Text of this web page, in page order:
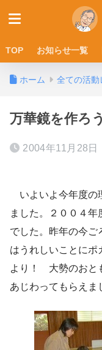
TOP お知らせ一覧
ホーム 全ての活動
万華鏡を作ろう
2004年11月28日
いよいよ今年度の
ました。２００４
でした。昨年の今ご
はうれしいことにポ
より！ 大勢のおと
あじわってもらえま